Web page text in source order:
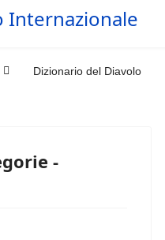
Dizionario del Diavolo
-